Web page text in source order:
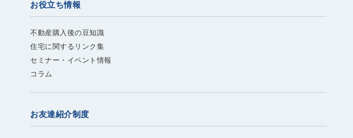
お役立ち情報
不動産購入後の豆知識
住宅に関するリンク集
セミナー・イベント情報
コラム
お友達紹介制度